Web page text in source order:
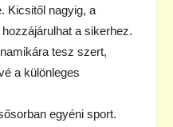
Kicsitől nagyig, a
a sikerhez.
tesz szert,
a különleges
egyéni sport.